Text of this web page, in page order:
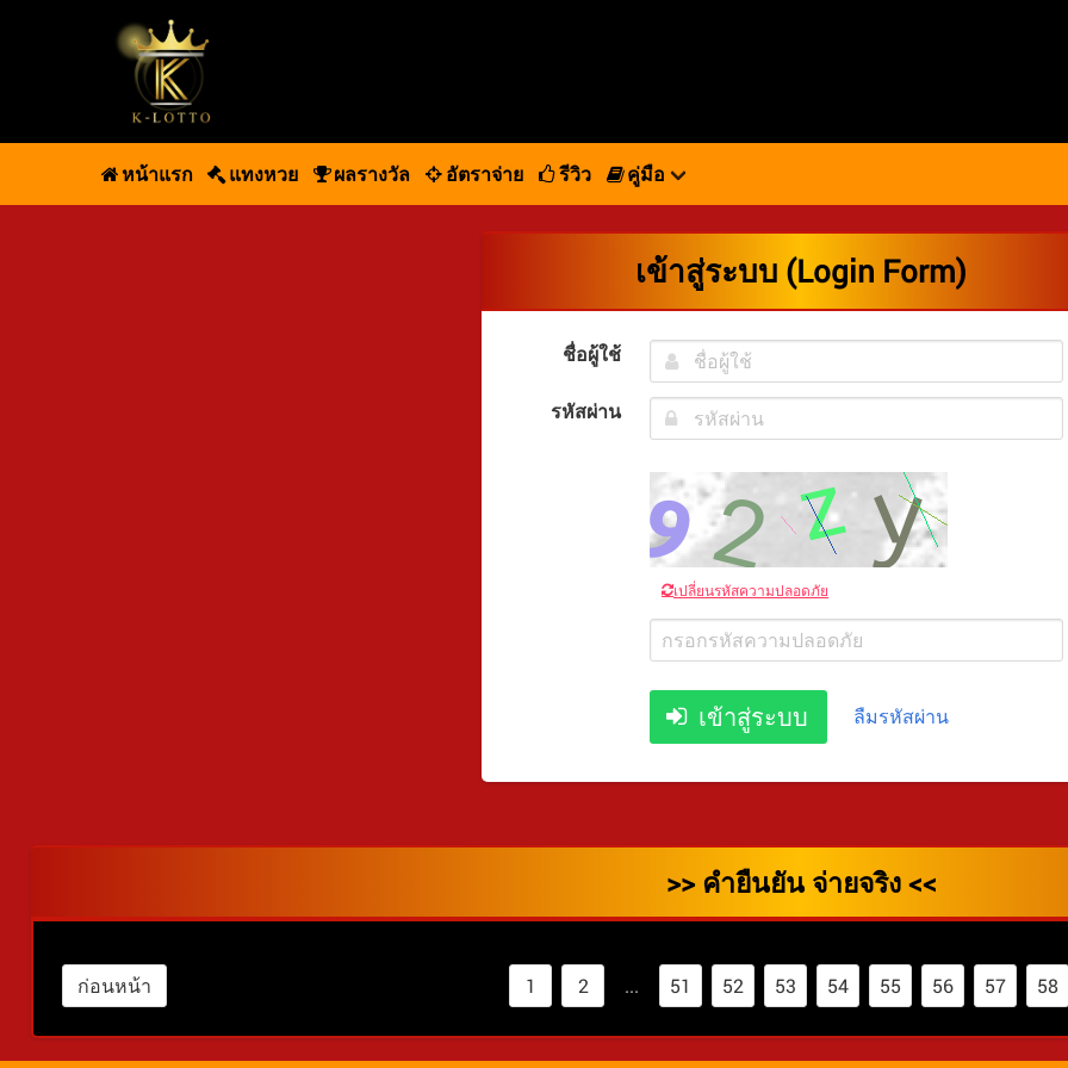
หน้าแรก แทงหวย ผลรางวัล อัตราจ่าย รีวิว คู่มือ
เข้าสู่ระบบ (Login Form)
ชื่อผู้ใช้
รหัสผ่าน
เปลี่ยนรหัสความปลอดภัย
เข้าสู่ระบบ ลืมรหัสผ่าน
>> คำยืนยัน จ่ายจริง <<
ก่อนหน้า 1 2 ... 51 52 53 54 55 56 57 58